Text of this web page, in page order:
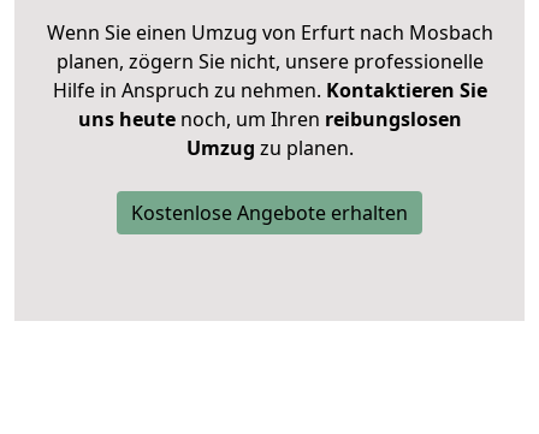
Wenn Sie einen Umzug von Erfurt nach Mosbach
planen, zögern Sie nicht, unsere professionelle
Hilfe in Anspruch zu nehmen. Kontaktieren Sie
uns heutenoch, um Ihren reibungslosen
Umzug zu planen.
Kostenlose Angebote erhalten